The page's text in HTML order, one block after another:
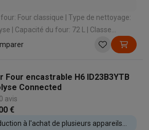
classique | Type de nettoyage:
72 L | Classe
Type de cuisson: Air pulsé
Four encastrable H6 ID23B3YTB
Connected
0 avis
€
à l'achat de plusieurs appareils